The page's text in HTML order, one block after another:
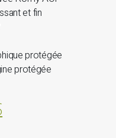
et fin
protégée
protégée